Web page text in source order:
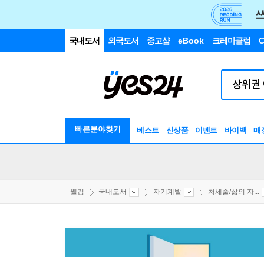
국내도서 외국도서 중고샵 eBook 크레마클럽
빠른분야찾기 베스트 신상품 이벤트 바이백 매
웰컴 국내도서 자기계발 처세술/삶의 자...